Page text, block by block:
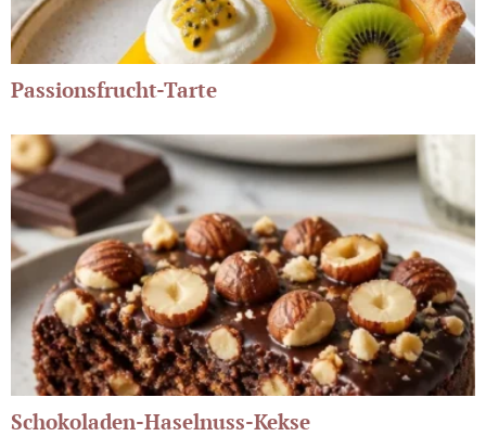
Passionsfrucht-Tarte
Schokoladen-Haselnuss-Kekse